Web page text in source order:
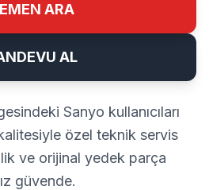
ARA
AL
Sanyo kullanıcıları
özel teknik servis
ve orijinal yedek parça
güvende.